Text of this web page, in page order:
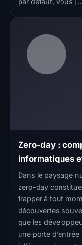
par défaut, vous
Zero-day :
informatiques
Dans le paysage
zero-day
frapper à tout
découvertes
que les
une porte